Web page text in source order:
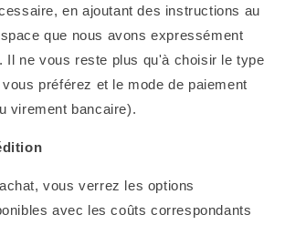
en ajoutant des instructions au
que nous avons expressément
Il ne vous reste plus qu'à choisir le type
préférez et le mode de paiement
virement bancaire).
vous verrez les options
avec les coûts correspondants